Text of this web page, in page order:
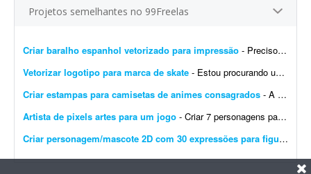
Projetos semelhantes no 99Freelas
Criar baralho espanhol vetorizado para impressão - Preciso de alguém que saiba criar um baralho espanhol vetorizado para impressão. Preciso dos arquivos em formato vetorial e também em PNG de alta resolução. Favo...
Vetorizar logotipo para marca de skate - Estou procurando um designer para vetorizar um logotipo que já tenho pronto. Esta arte será encaminhada para a fábrica, então será necessário exportar na q...
Criar estampas para camisetas de animes consagrados - A ideia é criar oito artes para camisetas oversized para quatro animes consagrados diferentes. São quatro ilustrações maiores para as costas e quatro menores para o lado...
Artista de pixels artes para um jogo - Criar 7 personagens para um jogo, em pixel art e assets para os 7 personagens (estilo caixa de dialogo como do stardew Valley)
Criar personagem/mascote 2D com 30 expressões para figurinhas de vídeo